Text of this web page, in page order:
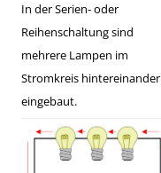
In der Serien- oder
Reihenschaltung sind
mehrere Lampen im
Stromkreis hintereinander
eingebaut.